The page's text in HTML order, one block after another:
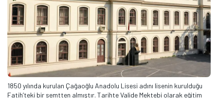
1850 yılında kurulan Çağaoğlu Anadolu Lisesi adını lisenin kurulduğu
Fatih’teki bir semtten almıştır. Tarihte Valide Mektebi olarak eğitim